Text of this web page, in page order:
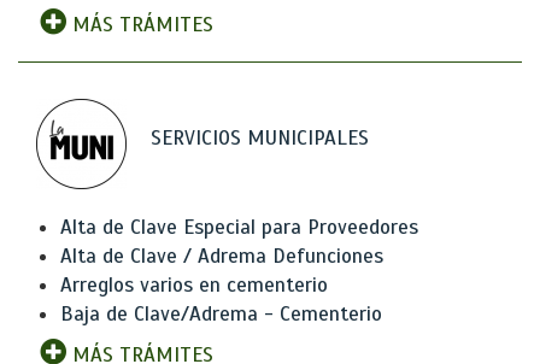
MÁS TRÁMITES
SERVICIOS MUNICIPALES
Alta de Clave Especial para Proveedores
Alta de Clave / Adrema Defunciones
Arreglos varios en cementerio
Baja de Clave/Adrema - Cementerio
MÁS TRÁMITES